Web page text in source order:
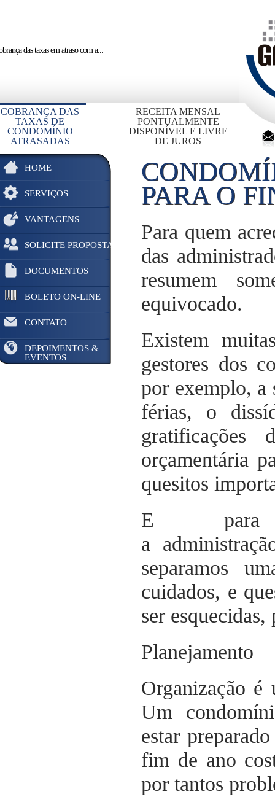
das taxas em atrasocom a...
COBRANÇA DAS
TAXAS DE
CONDOMÍNIO
ATRASADAS
RECEITA MENSAL
PONTUALMENTE
DISPONÍVEL E LIVRE
DE JUROS
HOME
SERVIÇOS
VANTAGENS
SOLICITE PROPOSTA
DOCUMENTOS
BOLETO ON-LINE
CONTATO
DEPOIMENTOS &
EVENTOS
PARA O
Para quem
das
resumem
equivocado.
Existem
gestores dos
por exemplo, a
férias, o
orçamentária
quesitos
E para
a
separamos
cuidados, e
ser
Planejamento
Organização
Um
estar
fim de ano
por tantos